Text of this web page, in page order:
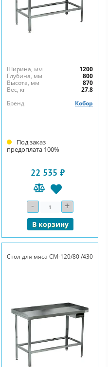
Ширина, мм
1200
Глубина, мм
800
Высота, мм
870
Вес, кг
27.8
Бренд
Кобор
Под заказ
предоплата 100%
22 535 ₽
- Количество
+
В корзину
Стол для мяса СМ-120/80 /430